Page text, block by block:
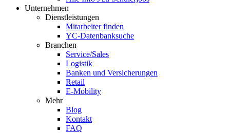
Unternehmen
Dienstleistungen
Mitarbeiter finden
YC-Datenbanksuche
Branchen
Service/Sales
Logistik
Banken und Versicherungen
Retail
E-Mobility
Mehr
Blog
Kontakt
FAQ